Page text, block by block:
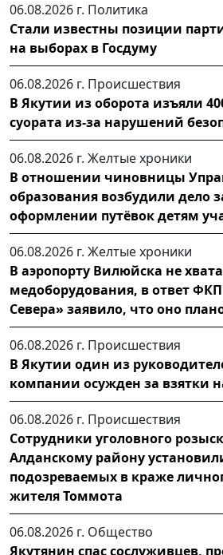
06.08.2026 г. Политика
Стали известны позиции
на выборах в Госдуму
06.08.2026 г. Происшествия
В Якутии из оборота изъяли
суората из-за нарушений
06.08.2026 г. Желтые хроники
В отношении чиновницы
образования возбудили дело
оформлении путёвок детям
06.08.2026 г. Желтые хроники
В аэропорту Вилюйска не
медоборудования, в ответ
Севера» заявило, что оно
06.08.2026 г. Происшествия
В Якутии один из
компании осужден за взятки
06.08.2026 г. Происшествия
Сотрудники уголовного
Алданскому району
подозреваемых в краже
жителя Томмота
06.08.2026 г. Общество
Якутянин спас сослуживцев,